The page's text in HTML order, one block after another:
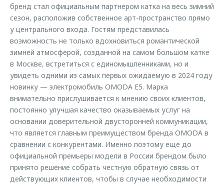
Калькулятор трейд-ин
Оригинальные аксессуары
Запчасти
бренд стал официальным партнером катка на весь зимний
сезон, расположив собственное арт-пространство прямо
у центрального входа. Гостям представилась
возможность не только вдохновиться романтической
зимней атмосферой, созданной на самом большом катке
в Москве, встретиться с единомышленниками, но и
увидеть одними из самых первых ожидаемую в 2024 году
новинку — электромобиль OMODA E5. Марка
внимательно прислушивается к мнению своих клиентов,
постоянно улучшая качество оказываемых услуг на
основании доверительной двусторонней коммуникации,
что является главным преимуществом бренда OMODA в
сравнении с конкурентами. Именно поэтому еще до
официальной премьеры модели в России брендом было
принято решение собрать честную обратную связь от
действующих клиентов, чтобы в случае необходимости